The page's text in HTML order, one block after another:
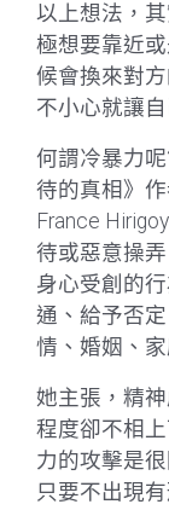
以上想法，
極想要靠近
候會換來對
不小心就讓
何謂冷暴力
待的真相》
France
待或惡意操
身心受創的
通、給予否
情、婚姻、
她主張，精
程度卻不相
力的攻擊是
只要不出現